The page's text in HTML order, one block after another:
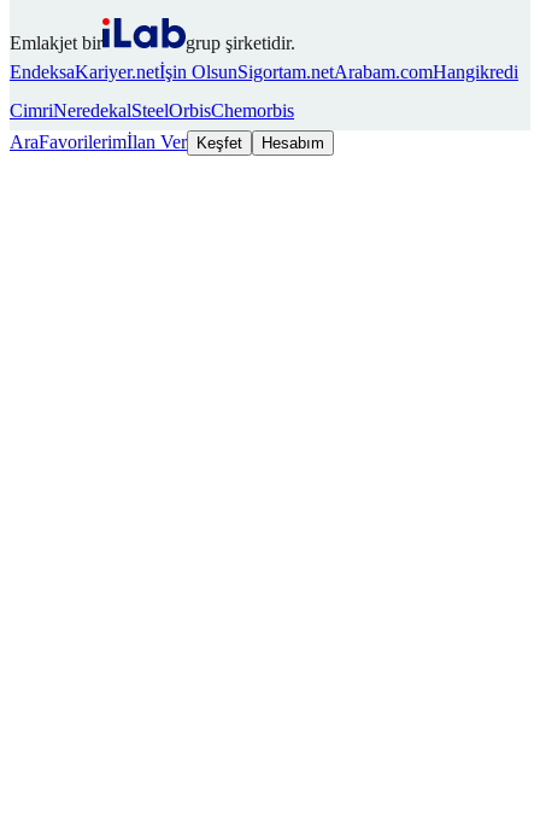
Emlakjet bir
grup şirketidir.
EndeksaKariyer.netİşin OlsunSigortam.netArabam.comHangikredi
CimriNeredekalSteelOrbisChemorbis
AraFavorilerimİlan Ver Keşfet Hesabım